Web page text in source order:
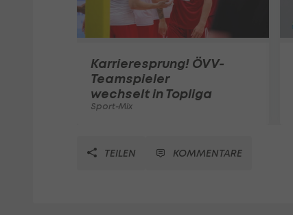
Karrieresprung! ÖVV-
Teamspieler
wechselt in Topliga
Sport-Mix
TEILEN KOMMENTARE